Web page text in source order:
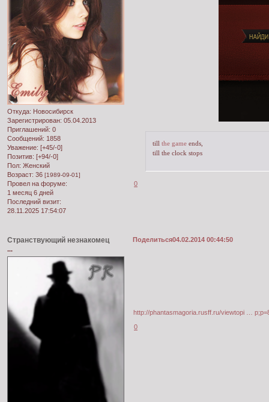
Откуда: Новосибирск
Зарегистрирован: 05.04.2013
Приглашений: 0
Сообщений: 1858
Уважение: [+45/-0]
Позитив: [+94/-0]
Пол: Женский
Возраст: 36 [1989-09-01]
Провел на форуме:
1 месяц 6 дней
Последний визит:
28.11.2025 17:54:07
till the gameends,
till the clock stops
0
Поделиться04.02.2014 00:44:50
Странствующий незнакомец
...
http://phantasmagoria.rusff.ru/viewtopi …
0